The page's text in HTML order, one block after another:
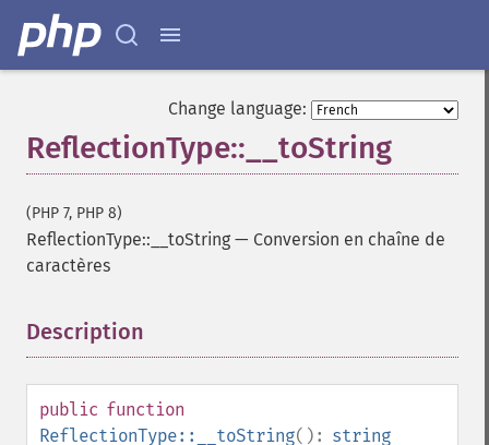
Change language:
ReflectionType::__toString
(PHP 7, PHP 8)
ReflectionType::__toString — Conversion en chaîne de
caractères
Description
public function
ReflectionType::__toString(): string